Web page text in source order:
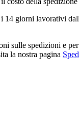
14 giorni lavorativi
sulle spedizioni e
la nostra pagina